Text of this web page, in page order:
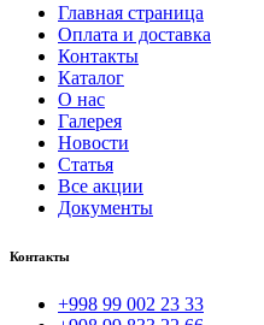
Главная страница
Оплата и доставка
Контакты
Каталог
О нас
Галерея
Новости
Статья
Все акции
Документы
Контакты
+998 99 002 23 33